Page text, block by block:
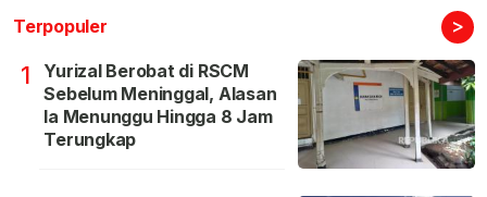
Terpopuler >
1
Yurizal Berobat di RSCM
Sebelum Meninggal, Alasan
Ia Menunggu Hingga 8 Jam
Terungkap